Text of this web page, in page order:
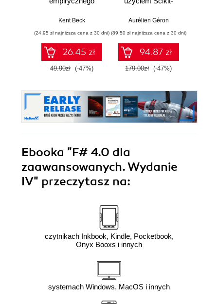
oprogramowania
Kent Beck
(24,95 zł najniższa cena z 30 dni)
26.45 zł
49.90zł (-47%)
TensorFlow.
Aurélien Géron
(89,50 zł najniższa cena z 30 dni)
94.87 zł
179.00zł (-47%)
Ebooka "F# 4.0 dla
zaawansowanych. Wydanie
IV" przeczytasz na:
czytnikach Inkbook, Kindle, Pocketbook,
Onyx Booxs i innych
systemach Windows, MacOS i innych